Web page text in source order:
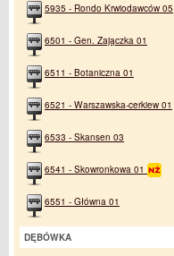
5935 - Rondo Krwiodawców 05
6501 - Gen. Zajączka 01
6511 - Botaniczna 01
6521 - Warszawska-cerkiew 01
6533 - Skansen 03
6541 - Skowronkowa 01
6551 - Główna 01
DĘBÓWKA